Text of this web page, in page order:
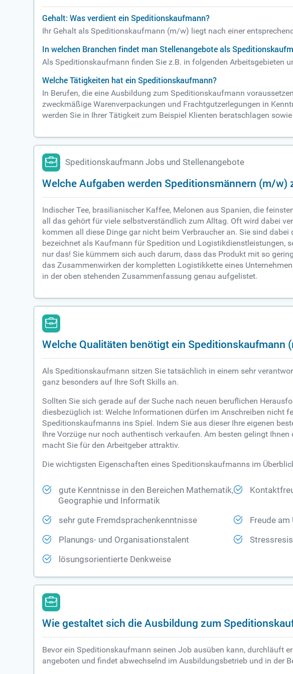
Gehalt: Was verdient ein Speditionskaufmann?
Ihr Gehalt als Speditionskaufmann (m/w) liegt nach einer
In welchen Branchen findet man Stellenangebote als
Als Speditionskaufmann finden Sie z.B. in folgenden Arbeitsgebieten
Welche Tätigkeiten hat ein Speditionskaufmann?
In Berufen, die eine Ausbildung zum Speditionskaufmann
zweckmäßige Warenverpackungen und Frachtgutzerlegungen in
werden Sie in Ihrer Tätigkeit zum Beispiel Klienten beratschlagen
Speditionskaufmann Jobs und Stellenangebote
Welche Aufgaben werden Speditionsmännern (m/w)
Indischer Tee, brasilianischer Kaffee, Melonen aus Spanien, die
all das gehört für viele selbstverständlich zum Alltag. Oft wird dabei
kommen all diese Dinge gar nicht beim Verbraucher an. Sie sind
bezeichnet als Kaufmann für Spedition und Logistikdienstleistungen,
nur das! Sie kümmern sich auch darum, dass das Produkt mit so
das Zusammenwirken der kompletten Logistikkette eines
in der oben stehenden Zusammenfassung genau aufgelistet.
Welche Qualitäten benötigt ein Speditionskaufmann
Als Speditionskaufmann sitzen Sie tatsächlich in einem sehr
ganz besonders auf Ihre Soft Skills an.
Sollten Sie sich gerade auf der Suche nach neuen beruflichen
diesbezüglich ist: Welche Informationen dürfen im Anschreiben nicht
Speditionskaufmanns ins Spiel. Indem Sie aus dieser Ihre eigenen
Ihre Vorzüge nur noch authentisch verkaufen. Am besten gelingt
macht Sie für den Arbeitgeber attraktiv.
Die wichtigsten Eigenschaften eines Speditionskaufmanns im
gute Kenntnisse in den Bereichen Mathematik,
Geographie und Informatik
sehr gute Fremdsprachenkenntnisse Freude
Planungs- und Organisationstalent
lösungsorientierte Denkweise
Wie gestaltet sich die Ausbildung zum
Bevor ein Speditionskaufmann seinen Job ausüben kann, durchläuft
angeboten und findet abwechselnd im Ausbildungsbetrieb und in der